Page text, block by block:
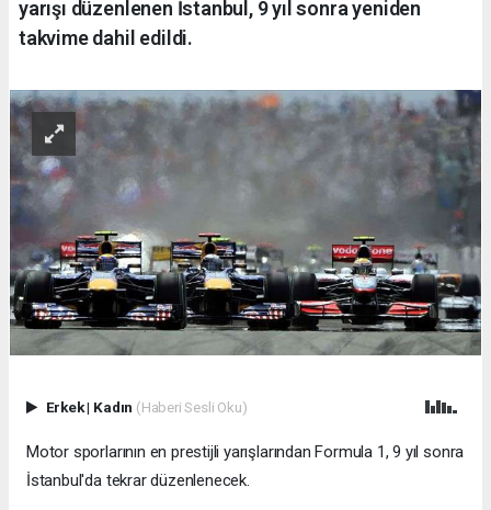
yarışı düzenlenen İstanbul, 9 yıl sonra yeniden
takvime dahil edildi.
Erkek| Kadın (Haberi Sesli Oku)
Motor sporlarının en prestijli yarışlarından Formula 1, 9 yıl sonra
İstanbul'da tekrar düzenlenecek.